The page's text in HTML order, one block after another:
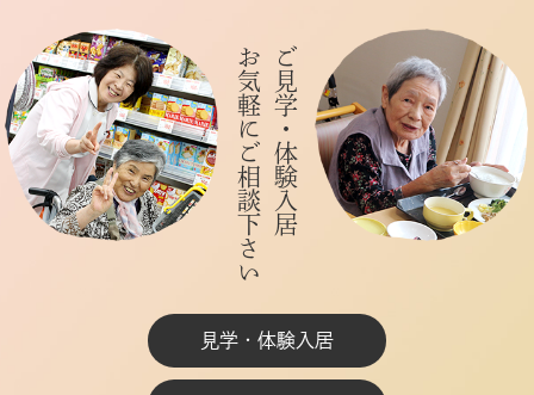
お気軽にご相談下さいご見学・体験入居
見学・体験入居